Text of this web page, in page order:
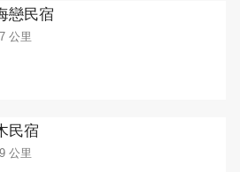
戀民宿
公里
民宿
公里